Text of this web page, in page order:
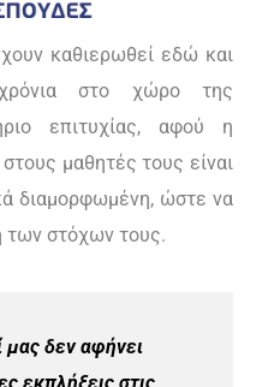
καθιερωθεί εδώ και
στο χώρο της
επιτυχίας, αφού η
μαθητές τους είναι
διαμορφωμένη, ώστε να
των στόχων τους.
μας δεν αφήνει
εκπλήξεις στις